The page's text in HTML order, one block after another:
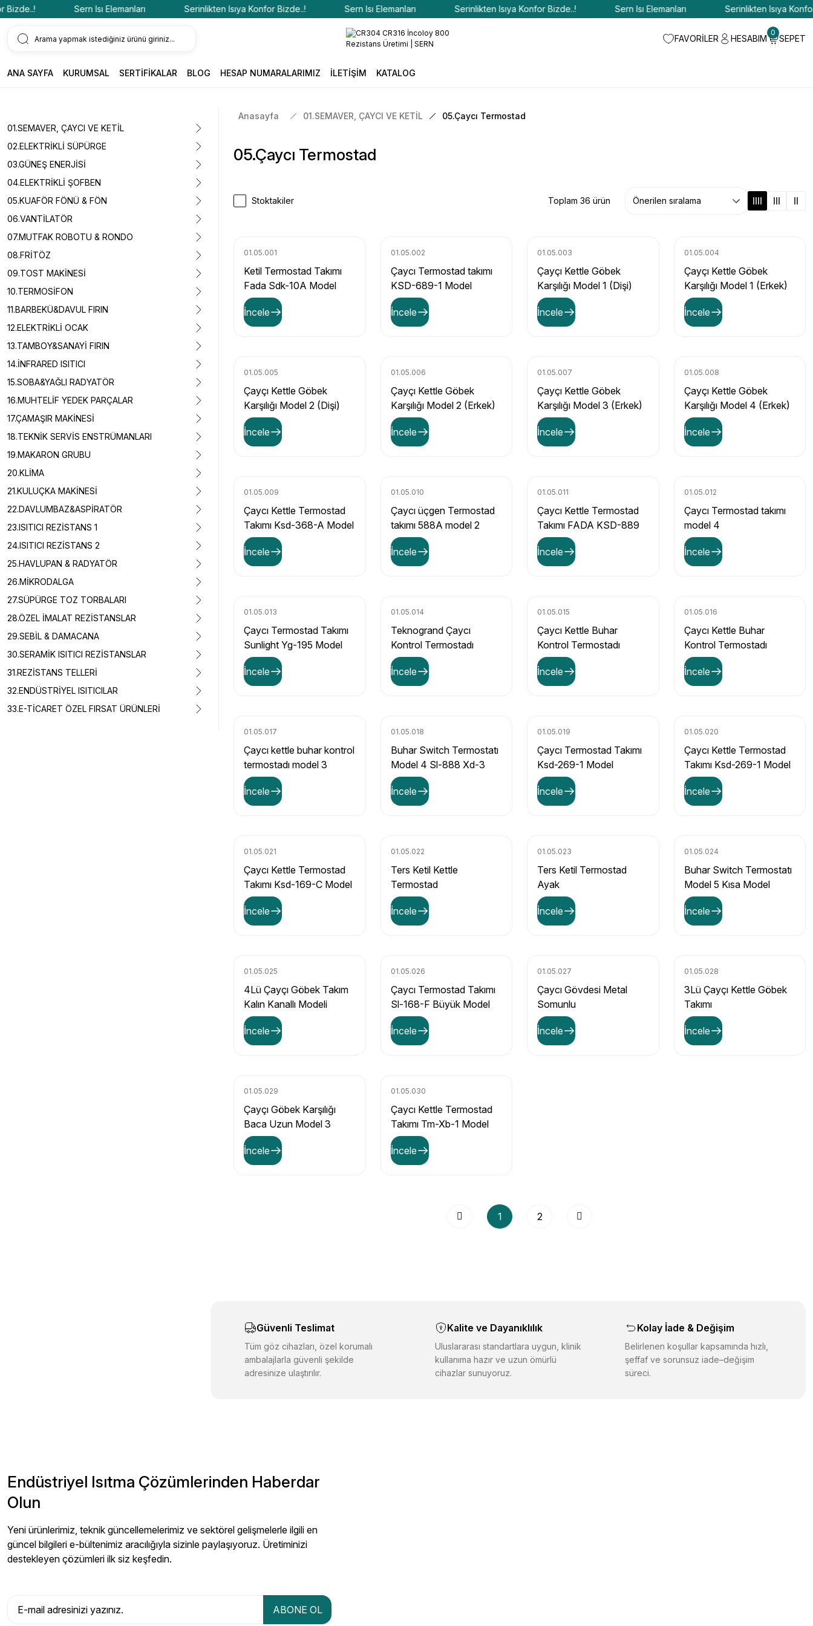
Sern Isı Elemanları Serinlikten Isıya Konfor Bizde..! Sern Isı Elemanları Serinlikten Isıya Konfor Bizde..! Sern Isı Elemanları Serinlikten Isıya Konfor
FAVORİLER HESABIM SEPET
0
ANA SAYFA KURUMSAL SERTİFİKALAR BLOG HESAP NUMARALARIMIZ İLETİŞİM KATALOG
01.SEMAVER, ÇAYCI VE KETİL
02.ELEKTRİKLİ SÜPÜRGE
03.GÜNEŞ ENERJİSİ
04.ELEKTRİKLİ ŞOFBEN
05.KUAFÖR FÖNÜ & FÖN
06.VANTİLATÖR
07.MUTFAK ROBOTU & RONDO
08.FRİTÖZ
09.TOST MAKİNESİ
10.TERMOSİFON
11.BARBEKÜ&DAVUL FIRIN
12.ELEKTRİKLİ OCAK
13.TAMBOY&SANAYİ FIRIN
14.İNFRARED ISITICI
15.SOBA&YAĞLI RADYATÖR
16.MUHTELİF YEDEK PARÇALAR
17.ÇAMAŞIR MAKİNESİ
18.TEKNİK SERVİS ENSTRÜMANLARI
19.MAKARON GRUBU
20.KLİMA
21.KULUÇKA MAKİNESİ
22.DAVLUMBAZ&ASPİRATÖR
23.ISITICI REZİSTANS 1
24.ISITICI REZİSTANS 2
25.HAVLUPAN & RADYATÖR
26.MİKRODALGA
27.SÜPÜRGE TOZ TORBALARI
28.ÖZEL İMALAT REZİSTANSLAR
29.SEBİL & DAMACANA
30.SERAMİK ISITICI REZİSTANSLAR
31.REZİSTANS TELLERİ
32.ENDÜSTRİYEL ISITICILAR
33.E-TİCARET ÖZEL FIRSAT ÜRÜNLERİ
Anasayfa 01.SEMAVER, ÇAYCI VE KETİL 05.Çaycı Termostad
05.Çaycı Termostad
Stoktakiler Toplam 36 ürün
01.05.001
Ketil Termostad Takımı
Fada Sdk-10A Model
İncele
01.05.002
Çaycı Termostad takımı
KSD-689-1 Model
İncele
01.05.003
Çayçı Kettle Göbek
Karşılığı Model 1 (Dişi)
İncele
01.05.004
Çayçı Kettle Göbek
Karşılığı Model 1 (Erkek)
İncele
01.05.005
Çayçı Kettle Göbek
Karşılığı Model 2 (Dişi)
İncele
01.05.006
Çayçı Kettle Göbek
Karşılığı Model 2 (Erkek)
İncele
01.05.007
Çayçı Kettle Göbek
Karşılığı Model 3 (Erkek)
İncele
01.05.008
Çayçı Kettle Göbek
Karşılığı Model 4 (Erkek)
İncele
01.05.009
Çaycı Kettle Termostad
Takımı Ksd-368-A Model
İncele
01.05.010
Çaycı üçgen Termostad
takımı 588A model 2
İncele
01.05.011
Çaycı Kettle Termostad
Takımı FADA KSD-889
Model
İncele
01.05.012
Çaycı Termostad takımı
model 4
İncele
01.05.013
Çaycı Termostad Takımı
Sunlight Yg-195 Model
İncele
01.05.014
Teknogrand Çaycı
Kontrol Termostadı
Ksd168-2
İncele
01.05.015
Çaycı Kettle Buhar
Kontrol Termostadı
Model 1 Fada Sl-888
İncele
01.05.016
Çaycı Kettle Buhar
Kontrol Termostadı
Model 2 Sl-888 Xg-3
İncele
01.05.017
Çaycı kettle buhar kontrol
termostadı model 3
(STRX)
İncele
01.05.018
Buhar Switch Termostatı
Model 4 Sl-888 Xd-3
İncele
01.05.019
Çaycı Termostad Takımı
Ksd-269-1 Model
İncele
01.05.020
Çaycı Kettle Termostad
Takımı Ksd-269-1 Model
İncele
01.05.021
Çaycı Kettle Termostad
Takımı Ksd-169-C Model
İncele
01.05.022
Ters Ketil Kettle
Termostad
İncele
01.05.023
Ters Ketil Termostad
Ayak
İncele
01.05.024
Buhar Switch Termostatı
Model 5 Kısa Model
İncele
01.05.025
4Lü Çayçı Göbek Takım
Kalın Kanallı Modeli
İncele
01.05.026
Çaycı Termostad Takımı
Sl-168-F Büyük Model
İncele
01.05.027
Çaycı Gövdesi Metal
Somunlu
Bimetal Termostadı
İncele
01.05.028
3Lü Çayçı Kettle Göbek
Takımı
İncele
01.05.029
Çayçı Göbek Karşılığı
Baca Uzun Model 3
İncele
01.05.030
Çaycı Kettle Termostad
Takımı Tm-Xb-1 Model
İncele
1 2
Güvenli Teslimat
Tüm göz cihazları, özel korumalı
ambalajlarla güvenli şekilde
adresinize ulaştırılır.
Kalite ve Dayanıklılık
Uluslararası standartlara uygun, klinik
kullanıma hazır ve uzun ömürlü
cihazlar sunuyoruz.
Kolay İade & Değişim
Belirlenen koşullar kapsamında hızlı,
şeffaf ve sorunsuz iade–değişim
süreci.
Endüstriyel Isıtma Çözümlerinden Haberdar
Olun
Yeni ürünlerimiz, teknik güncellemelerimiz ve sektörel gelişmelerle ilgili en
güncel bilgileri e-bültenimiz aracılığıyla sizinle paylaşıyoruz. Üretiminizi
destekleyen çözümleri ilk siz keşfedin.
ABONE OL